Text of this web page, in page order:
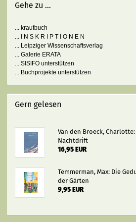
Gehe zu ...
... krautbuch
... I N S K R I P T I O N E N
... Leipziger Wissenschaftsverlag
... Galerie ERATA
... SISIFO unterstützen
... Buchprojekte unterstützen
Gern gelesen
Van den Broeck, Charlotte:
Nachtdrift
16,95 EUR
Temmerman, Max: Die
der Gärten
9,95 EUR